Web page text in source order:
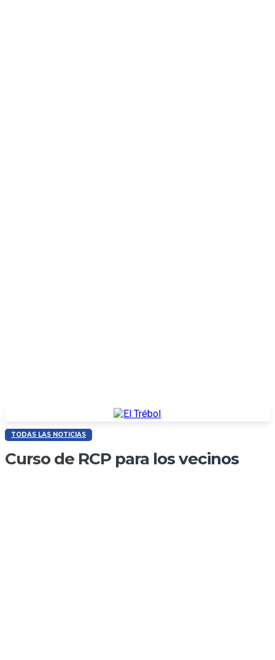
TODAS LAS NOTICIAS
Curso de RCP para los vecinos